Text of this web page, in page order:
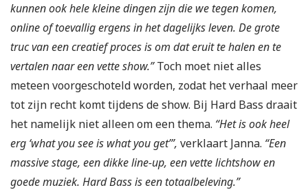
kunnen ook hele kleine dingen zijn die we tegen komen,
online of toevallig ergens in het dagelijks leven. De grote
truc van een creatief proces is om dat eruit te halen en te
vertalen naar een vette show.”Toch moet niet alles
meteen voorgeschoteld worden, zodat het verhaal meer
tot zijn recht komt tijdens de show. Bij Hard Bass draait
het namelijk niet alleen om een thema. “Het is ook heel
erg ‘what you see is what you get’”, verklaart Janna. “Een
massive stage, een dikke line-up, een vette lichtshow en
goede muziek. Hard Bass is een totaalbeleving.”